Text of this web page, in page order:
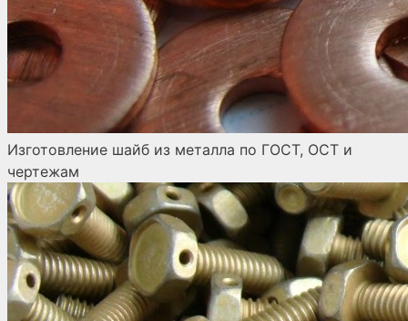
Изготовление шайб из металла по ГОСТ, ОСТ и
чертежам